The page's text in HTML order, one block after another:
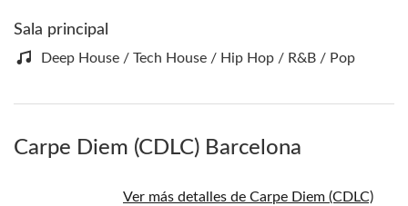
Sala principal
Deep House / Tech House / Hip Hop / R&B / Pop
Carpe Diem (CDLC) Barcelona
Ver más detalles de Carpe Diem (CDLC)